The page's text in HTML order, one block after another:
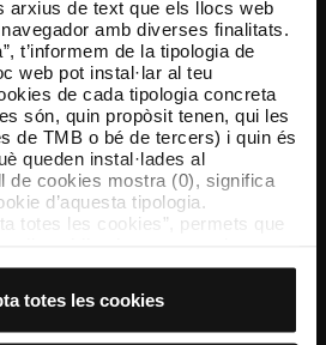
arxius de text que els llocs web
amb diverses finalitats.
t’informem de la tipologia de
web pot instal·lar al teu
de cada tipologia concreta
són, quin propòsit tenen, qui les
de TMB o bé de tercers) i quin és
queden instal·lades al
de cookies mostra (0), significa
d’aquesta tipologia.
totes les cookies”, permets que
a la dreta de cada tipologia de
teves preferències, has de fer
totes les cookies
els teus bitllets
Google Play